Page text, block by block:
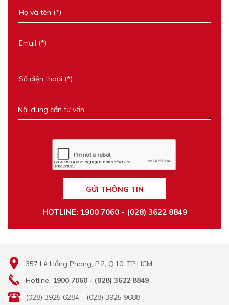
GỬI THÔNG TIN
HOTLINE: 1900 7060 - (028) 3622 8849
357 Lê Hồng Phong, P.2, Q.10, TP.HCM
Hotline: 1900 7060 - (028) 3622 8849
(028) 3925 6284 - (028) 3925 9688